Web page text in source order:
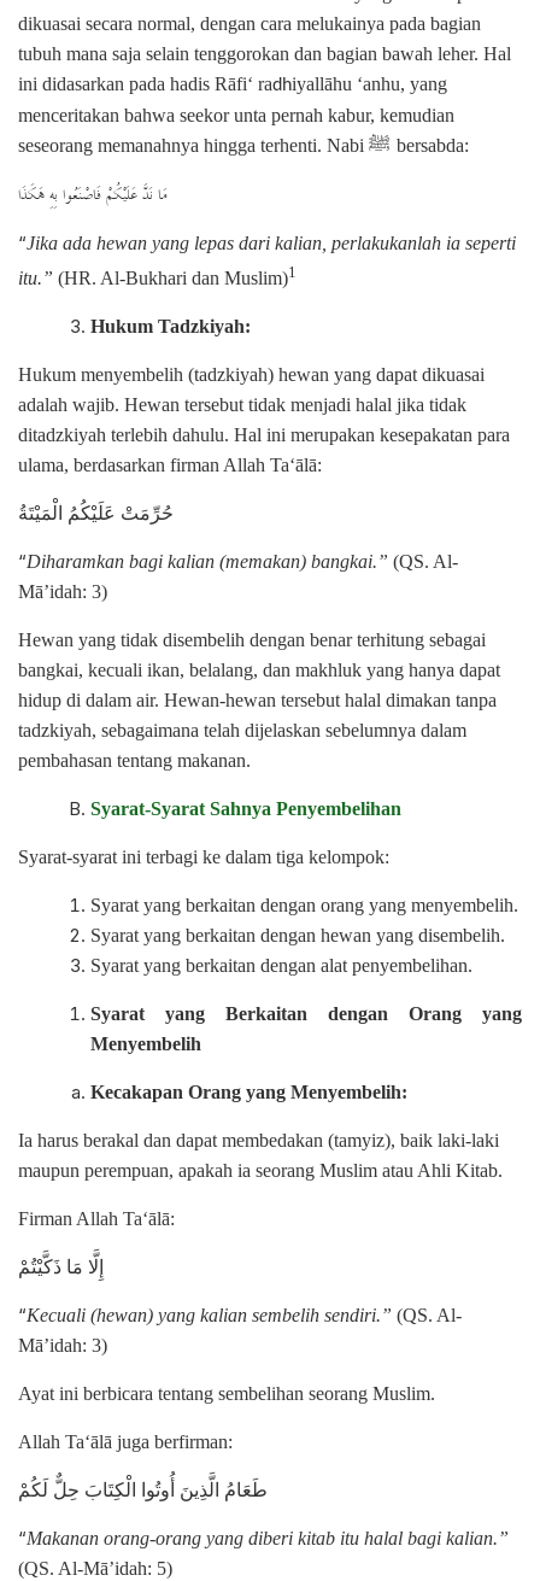
dikuasai secara normal, dengan cara melukainya pada bagian
tubuh mana saja selain tenggorokan dan bagian bawah leher. Hal
ini didasarkan pada hadis Rāfi‘ radhiyallāhu ‘anhu, yang
menceritakan bahwa seekor unta pernah kabur, kemudian
seseorang memanahnya hingga terhenti. Nabi
bersabda:
مَا نَدَّ عَلَيْكُمْ فَاصْنَعُوا بِهِ هَكَذَا
“Jika ada hewan yang lepas dari kalian, perlakukanlah ia seperti
itu.” (HR. Al-Bukhari dan Muslim)1
Hukum Tadzkiyah:
Hukum menyembelih (tadzkiyah) hewan yang dapat dikuasai
adalah wajib. Hewan tersebut tidak menjadi halal jika tidak
ditadzkiyah terlebih dahulu. Hal ini merupakan kesepakatan para
ulama, berdasarkan firman Allah Ta‘ālā:
حُرِّمَتْ عَلَيْكُمُ الْمَيْتَةُ
“Diharamkan bagi kalian (memakan) bangkai.” (QS. Al-
Mā’idah: 3)
Hewan yang tidak disembelih dengan benar terhitung sebagai
bangkai, kecuali ikan, belalang, dan makhluk yang hanya dapat
hidup di dalam air. Hewan-hewan tersebut halal dimakan tanpa
tadzkiyah, sebagaimana telah dijelaskan sebelumnya dalam
pembahasan tentang makanan.
Syarat-Syarat Sahnya Penyembelihan
Syarat-syarat ini terbagi ke dalam tiga kelompok:
Syarat yang berkaitan dengan orang yang menyembelih.
Syarat yang berkaitan dengan hewan yang disembelih.
Syarat yang berkaitan dengan alat penyembelihan.
Syarat yang Berkaitan dengan Orang yang
Menyembelih
Kecakapan Orang yang Menyembelih:
Ia harus berakal dan dapat membedakan (tamyiz), baik laki-laki
maupun perempuan, apakah ia seorang Muslim atau Ahli Kitab.
Firman Allah Ta‘ālā:
إِلَّا مَا ذَكَّيْتُمْ
“Kecuali (hewan) yang kalian sembelih sendiri.” (QS. Al-
Mā’idah: 3)
Ayat ini berbicara tentang sembelihan seorang Muslim.
Allah Ta‘ālā juga berfirman:
طَعَامُ الَّذِينَ أُوتُوا الْكِتَابَ حِلٌّ لَكُمْ
“Makanan orang-orang yang diberi kitab itu halal bagi kalian.”
(QS. Al-Mā’idah: 5)